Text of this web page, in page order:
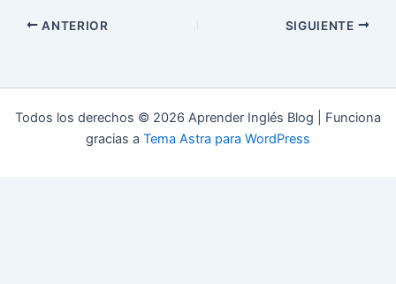
ANTERIOR SIGUIENTE
Todos los derechos © 2026 Aprender Inglés Blog | Funciona
gracias a Tema Astra para WordPress